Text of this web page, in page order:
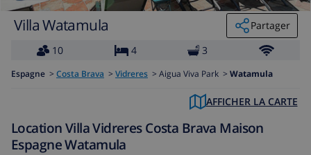
Villa Watamula
Partager
10
4 3
Espagne > Costa Brava > Vidreres > Aigua Viva Park > Watamula
AFFICHER LA CARTE
Location Villa Vidreres Costa Brava Maison
Espagne Watamula